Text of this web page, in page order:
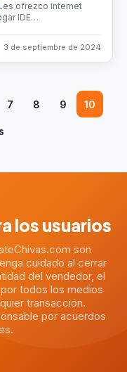
ofrezco internet
IDE…
3 de septiembre de 2024
7 8 9 10
los usuarios
son
cuidado al cerrar
del vendedor, el
todos los medios
transacción.
por acuerdos